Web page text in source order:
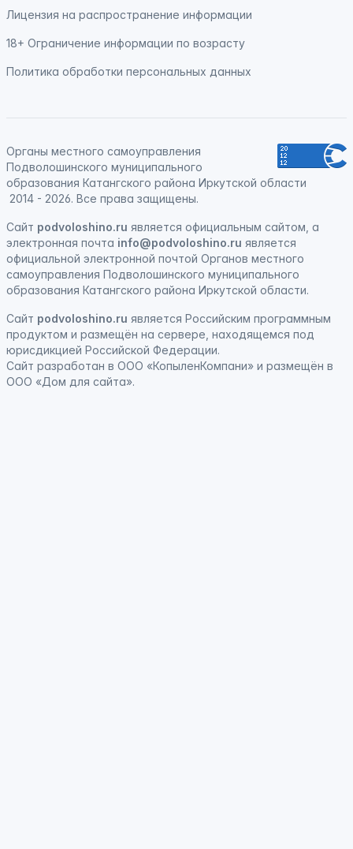
Лицензия на распространение информации
18+ Ограничение информации по возрасту
Политика обработки персональных данных
Органы местного самоуправления
Подволошинского муниципального
образования Катангского района Иркутской области
2014 - 2026. Все права защищены.
Сайт podvoloshino.ru является официальным сайтом, а
электронная почта info@podvoloshino.ru является
официальной электронной почтой Органов местного
самоуправления Подволошинского муниципального
образования Катангского района Иркутской области.
Сайт podvoloshino.ru является Российским программным
продуктом и размещён на сервере, находящемся под
юрисдикцией Российской Федерации.
Сайт разработан в ООО «КопыленКомпани» и размещён в
ООО «Дом для сайта».